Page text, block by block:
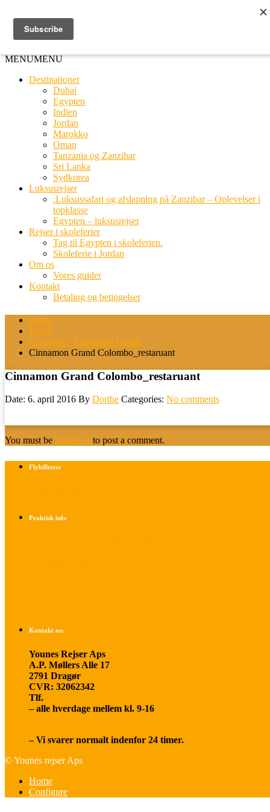
MENUMENU
Destinationer
Dubai
Egypten
Indien
Jordan
Marokko
Oman
Tanzania og Zanzibar
Sri Lanka
Sydkorea
Luksusrejser
:Luksussafari og afslapning på Zanzibar – Oplevelser i
topklasse
Egypten – luksusrejser
Rejser i skoleferier
Tag til Egypten i skoleferien.
Skoleferie i Jordan
Om os
Vores guider
Kontakt
Betaling og betingelser
Home
Medie
Colombo – Cinnamon Grand
Cinnamon Grand Colombo_restaruant
Cinnamon Grand Colombo_restaruant
Date: 6. april 2016 By Dorthe Categories: No comments
You must be logged in to post a comment.
Flybilletter
Praktisk info
Kontakt os:
Younes Rejser Aps
A.P. Møllers Alle 17
2791 Dragør
CVR: 32062342
Tlf.
– alle hverdage mellem kl. 9-16
– Vi svarer normalt indenfor 24 timer.
© Younes rejser Aps
Home
Configure